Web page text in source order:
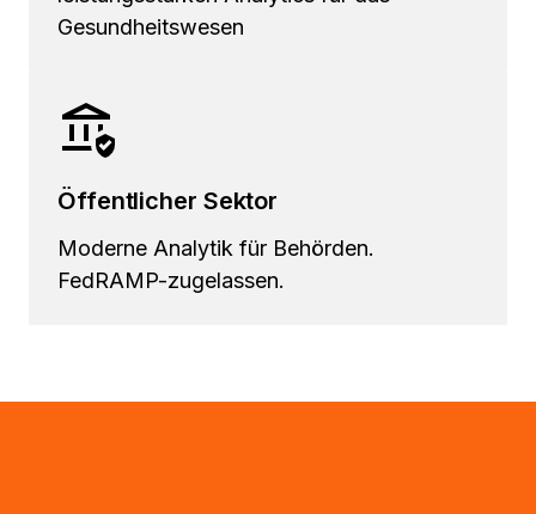
Gesundheitswesen
Öffentlicher Sektor
Moderne Analytik für Behörden.
FedRAMP-zugelassen.